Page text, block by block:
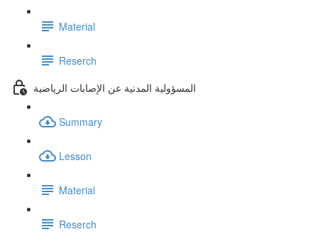
Material
Reserch
المسؤولية المدنية عن الإصابات الرياضية
Summary
Lesson
Material
Reserch